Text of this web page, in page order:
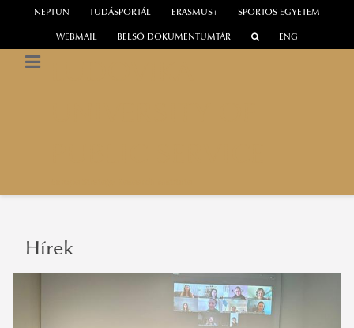
WEBMAIL
NEPTUN TUDÁSPORTÁL ERASMUS+ SPORTOS EGYETEM
BELSŐ DOKUMENTUMTÁR ENG
Hírek